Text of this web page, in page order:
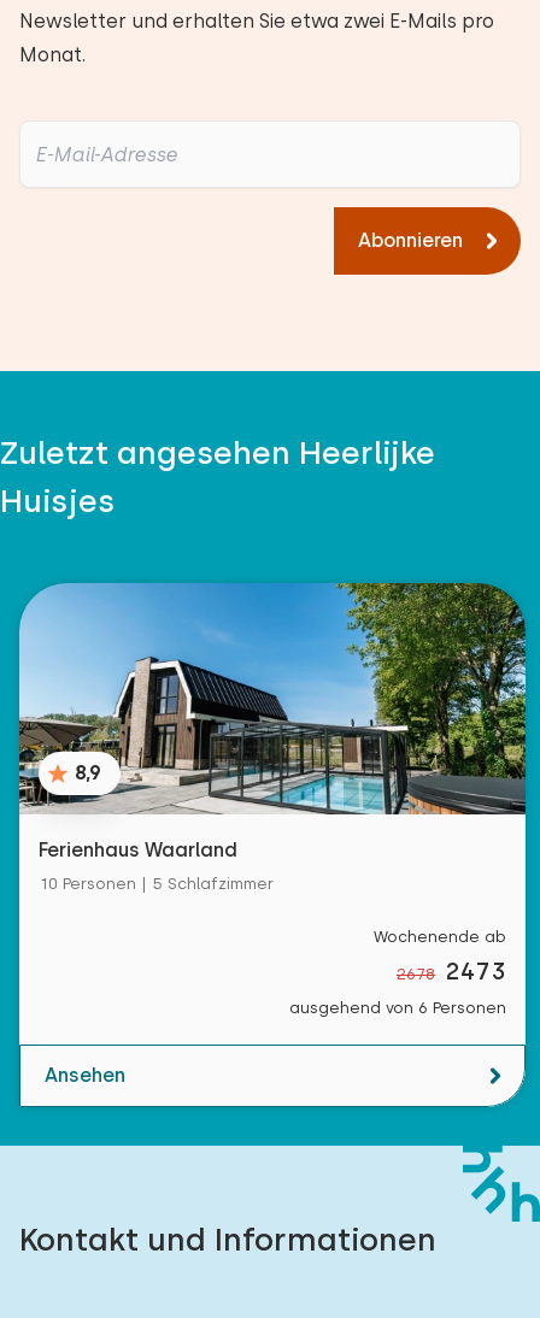
Newsletter und erhalten Sie etwa zwei E-Mails pro
Monat.
Abonnieren
Zuletzt angesehen Heerlijke
Huisjes
8,9
Ferienhaus Waarland
10 Personen | 5 Schlafzimmer
Wochenende ab
2678 2473
ausgehend von 6 Personen
Ansehen
Kontakt und Informationen